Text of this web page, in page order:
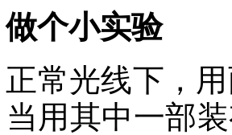
小实验
光线下，用
用其中一部